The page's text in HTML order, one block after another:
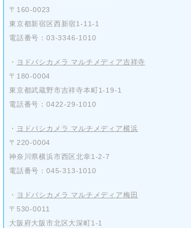
〒160-0023
東京都新宿区西新宿1-11-1
電話番号：03-3346-1010
・ ヨドバシカメラ マルチメディア吉祥寺
〒180-0004
東京都武蔵野市吉祥寺本町1-19-1
電話番号：0422-29-1010
・ ヨドバシカメラ マルチメディア横浜
〒220-0004
神奈川県横浜市西区北幸1-2-7
電話番号：045-313-1010
・ ヨドバシカメラ マルチメディア梅田
〒530-0011
大阪府大阪市北区大深町1-1